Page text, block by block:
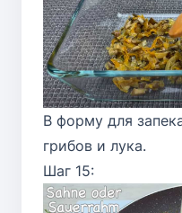
В форму для
грибов и лука.
Шаг 15: